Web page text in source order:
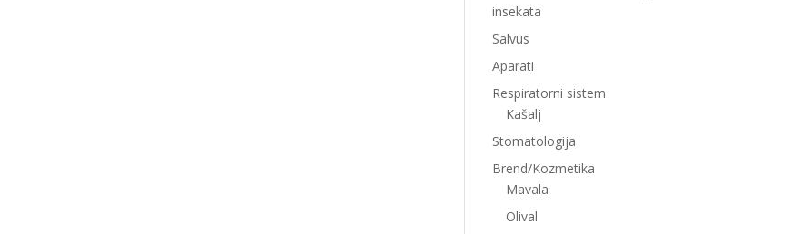
insekata
Salvus
Aparati
Respiratorni sistem
Kašalj
Stomatologija
Brend/Kozmetika
Mavala
Olival